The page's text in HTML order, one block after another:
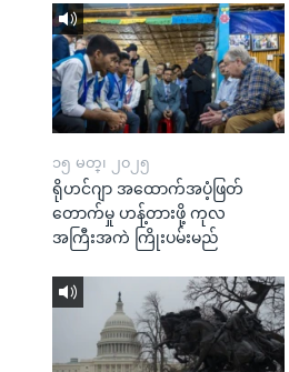
၁၅ မတ္၊ ၂၀၂၅
ရိုဟင်ဂျာ အထောက်အပံ့ဖြတ်
တောက်မှု ဟန့်တားဖို့ ကုလ
အကြီးအကဲ ကြိုးပမ်းမည်